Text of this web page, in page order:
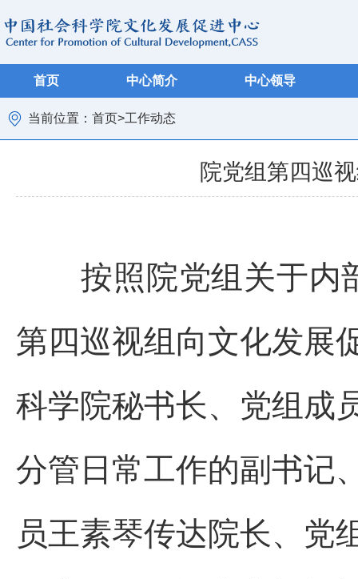
首页 中心简介 中心领导
当前位置： 首页>工作动态
院党组第四巡
按照院党组关于内
第四巡视组向文化发展
科学院秘书长、党组成
分管日常工作的副书记
员王素琴传达院长、党